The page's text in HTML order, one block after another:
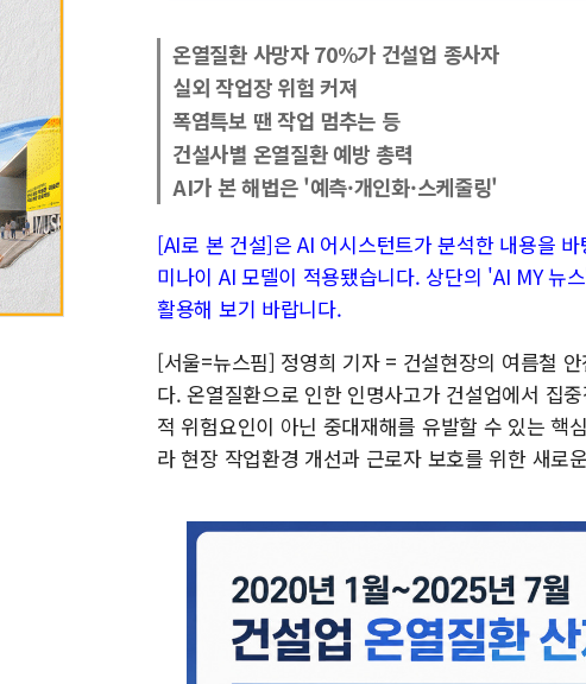
온열질환 사망자 70%가 건설업 종사자
실외 작업장 위험 커져
폭염특보 땐 작업 멈추는 등
건설사별 온열질환 예방 총력
AI가 본 해법은 '예측·개인화·스케줄링'
[AI로 본 건설]은 AI 어시스턴트가 분석한 내용을
미나이 AI 모델이 적용됐습니다. 상단의 'AI MY 뉴
활용해 보기 바랍니다.
[서울=뉴스핌] 정영희 기자 = 건설현장의 여름철
다. 온열질환으로 인한 인명사고가 건설업에서 집
적 위험요인이 아닌 중대재해를 유발할 수 있는 핵
라 현장 작업환경 개선과 근로자 보호를 위한 새로